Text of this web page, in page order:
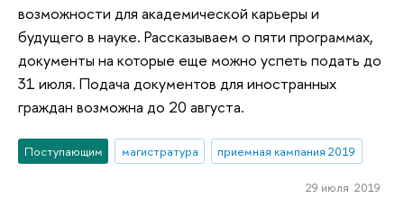
возможности для академической карьеры и
будущего в науке. Рассказываем о пяти программах,
документы на которые еще можно успеть подать до
31 июля. Подача документов для иностранных
граждан возможна до 20 августа.
Поступающим магистратура приемная кампания 2019
29 июля 2019